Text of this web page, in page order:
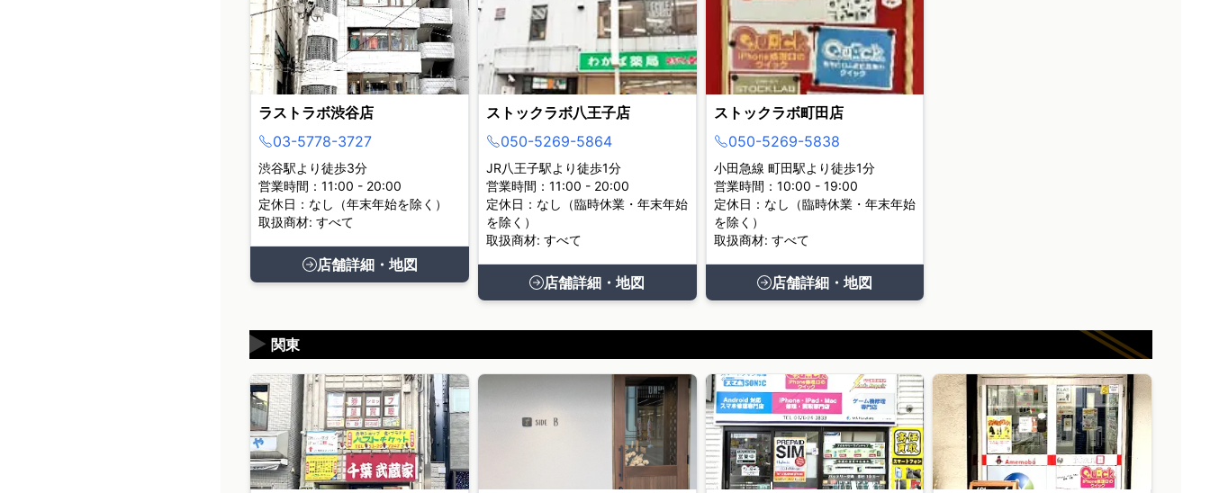
ラストラボ渋谷店
03-5778-3727
渋谷駅より徒歩3分
営業時間：11:00 - 20:00
定休日：なし（年末年始を除く）
取扱商材: すべて
店舗詳細・地図
ストックラボ八王子店
050-5269-5864
JR八王子駅より徒歩1分
営業時間：11:00 - 20:00
定休日：なし（臨時休業・年末年始
を除く）
取扱商材: すべて
店舗詳細・地図
ストックラボ町田店
050-5269-5838
小田急線 町田駅より徒歩1分
営業時間：10:00 - 19:00
定休日：なし（臨時休業・年末年始
を除く）
取扱商材: すべて
店舗詳細・地図
関東
▶